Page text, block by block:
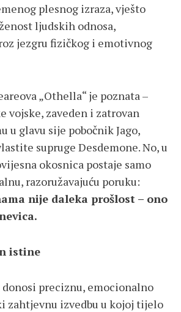
plesnog izraza, vješto
ljudskih odnosa,
jezgru fizičkog i emotivnog
„Othella“ je poznata –
vojske, zaveden i zatrovan
u glavu sije pobočnik Jago,
supruge Desdemone. No, u
okosnica postaje samo
razoružavajuću poruku:
nije daleka prošlost – ono
istine
donosi preciznu, emocionalno
zahtjevnu izvedbu u kojoj tijelo